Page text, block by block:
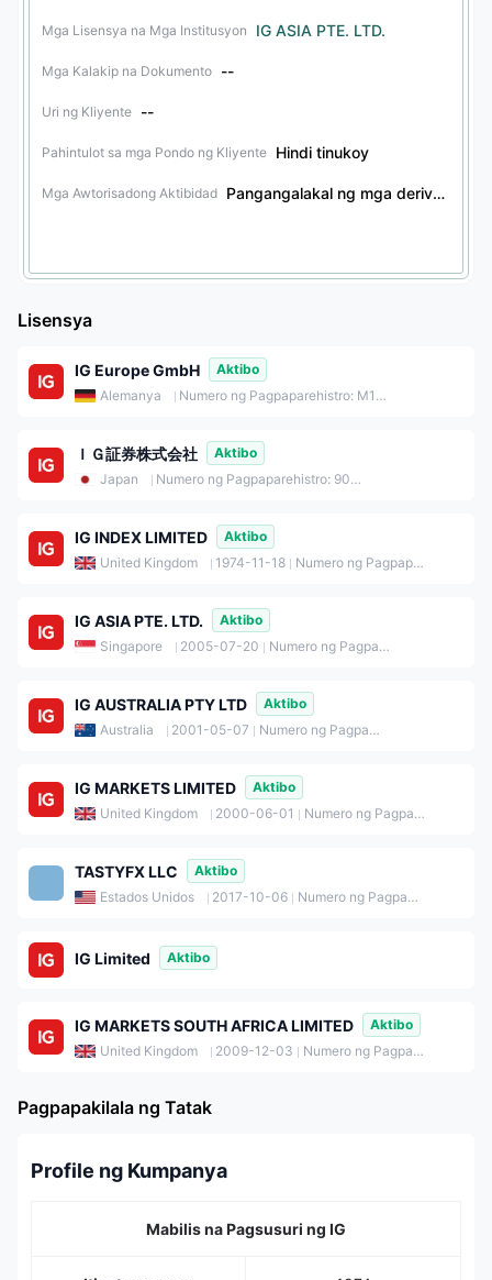
Mga Lisensya na Mga Institusyon IG ASIA PTE. LTD.
Mga Kalakip na Dokumento --
Uri ng Kliyente --
Pahintulot sa mga Pondo ng Kliyente Hindi tinukoy
Mga Awtorisadong Aktibidad Pangangalakal ng mga derivative sa pananalapi, pangangalakal ng mga securities, pangangalakal ng iba pang mga produktong pinansyal, at mga serbisyo ng trust
Lisensya
IG Europe GmbH
Aktibo
Alemanya
Numero ng Pagpaparehistro: M1201_HRB115624
ＩＧ証券株式会社
Aktibo
Japan
Numero ng Pagpaparehistro: 9010401051715
IG INDEX LIMITED
Aktibo
United Kingdom
1974-11-18 Numero ng Pagpaparehistro: 01190902
IG ASIA PTE. LTD.
Aktibo
Singapore
2005-07-20 Numero ng Pagpaparehistro: 200510021K
IG AUSTRALIA PTY LTD
Aktibo
Australia
2001-05-07 Numero ng Pagpaparehistro: 096585410
IG MARKETS LIMITED
Aktibo
United Kingdom
2000-06-01 Numero ng Pagpaparehistro: 04008957
TASTYFX LLC
Aktibo
Estados Unidos
2017-10-06 Numero ng Pagpaparehistro: LLC_06238327
IG Limited Aktibo
IG MARKETS SOUTH AFRICA LIMITED
Aktibo
United Kingdom
2009-12-03 Numero ng Pagpaparehistro: 07094705
Pagpapakilala ng Tatak
Profile ng Kumpanya
Mabilis na Pagsusuri ng IG